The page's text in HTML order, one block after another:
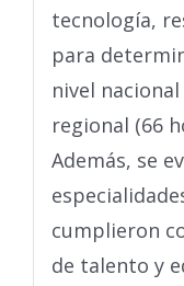
tecnología,
para
nivel
regional (66
Además, se
cumplieron
de talento y